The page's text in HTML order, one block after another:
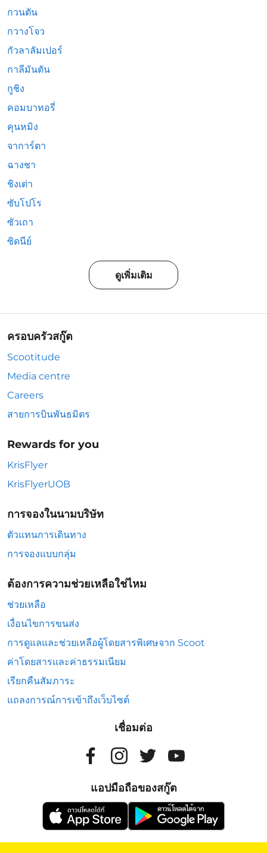
กวนตัน
กวางโจว
กัวลาลัมเปอร์
กาลีมันตัน
กูชิง
คอมบาทอรี่
คุนหมิง
จาการ์ตา
ฉางชา
ชิงเต่า
ซับโปโร
ซัวเถา
ซิดนีย์
ดูเพิ่มเติม
ครอบครัวสกู๊ต
Scootitude
Media centre
Careers
สายการบินพันธมิตร
Rewards for you
KrisFlyer
KrisFlyerUOB
การจองในนามบริษัท
ตัวแทนการเดินทาง
การจองแบบกลุ่ม
ต้องการความช่วยเหลือใช่ไหม
ช่วยเหลือ
เงื่อนไขการขนส่ง
การดูแลและช่วยเหลือผู้โดยสารพิเศษจาก Scoot
ค่าโดยสารและค่าธรรมเนียม
เรียกคืนสัมภาระ
แถลงการณ์การเข้าถึงเว็บไซต์
เชื่อมต่อ
แอปมือถือของสกู๊ต